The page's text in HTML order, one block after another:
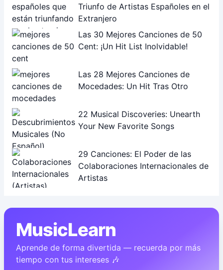
Triunfo de Artistas Españoles en el
Extranjero
Las 30 Mejores Canciones de 50
Cent: ¡Un Hit List Inolvidable!
Las 28 Mejores Canciones de
Mocedades: Un Hit Tras Otro
22 Musical Discoveries: Unearth
Your New Favorite Songs
29 Canciones: El Poder de las
Colaboraciones Internacionales de
Artistas
MusicLearn
Aprende de forma divertida — recuerda por más
tiempo con tus intereses 🎶